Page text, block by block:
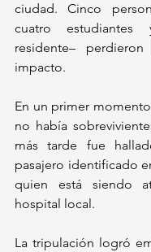
ciudad. Cinco
cuatro
residente–
impacto.
En un primer
no había
más tarde fue
pasajero identificado
quien está siendo
hospital local.
La tripulación logró